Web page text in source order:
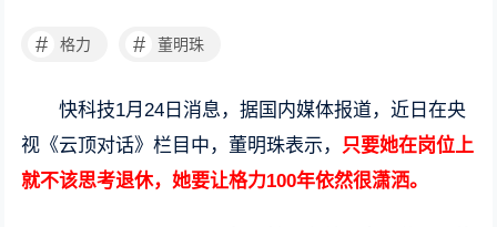
# 格力 # 董明珠
快科技1月24日消息，据国内媒体报道，近日在央
视《云顶对话》栏目中，董明珠表示， 只要她在岗位上
就不该思考退休，她要让格力100年依然很潇洒。